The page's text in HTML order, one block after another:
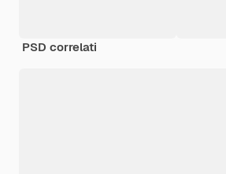
PSD correlati